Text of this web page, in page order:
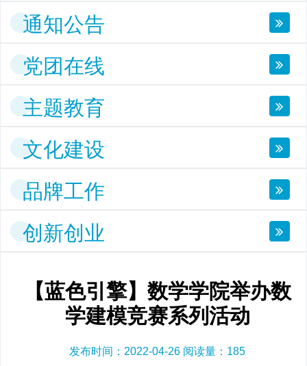
通知公告
党团在线
主题教育
文化建设
品牌工作
创新创业
【蓝色引擎】数学学院举办数
学建模竞赛系列活动
发布时间：2022-04-26 阅读量： 185